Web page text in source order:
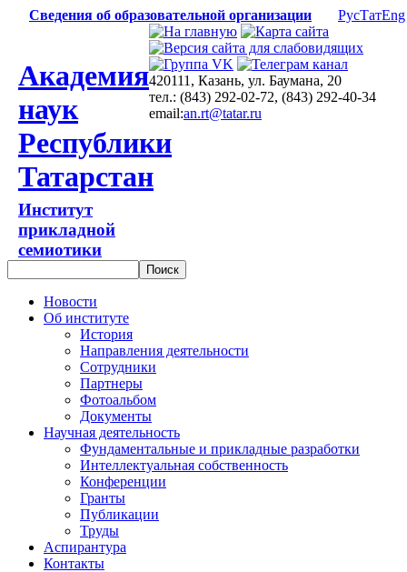
Сведения об образовательной организации РусТатEng
Академия
наук
Республики
Татарстан
Институт
прикладной
семиотики
420111, Казань, ул. Баумана, 20
тел.: (843) 292-02-72, (843) 292-40-34
email:an.rt@tatar.ru
Новости
Об институте
История
Направления деятельности
Сотрудники
Партнеры
Фотоальбом
Документы
Научная деятельность
Фундаментальные и прикладные разработки
Интеллектуальная собственность
Конференции
Гранты
Публикации
Труды
Аспирантура
Контакты